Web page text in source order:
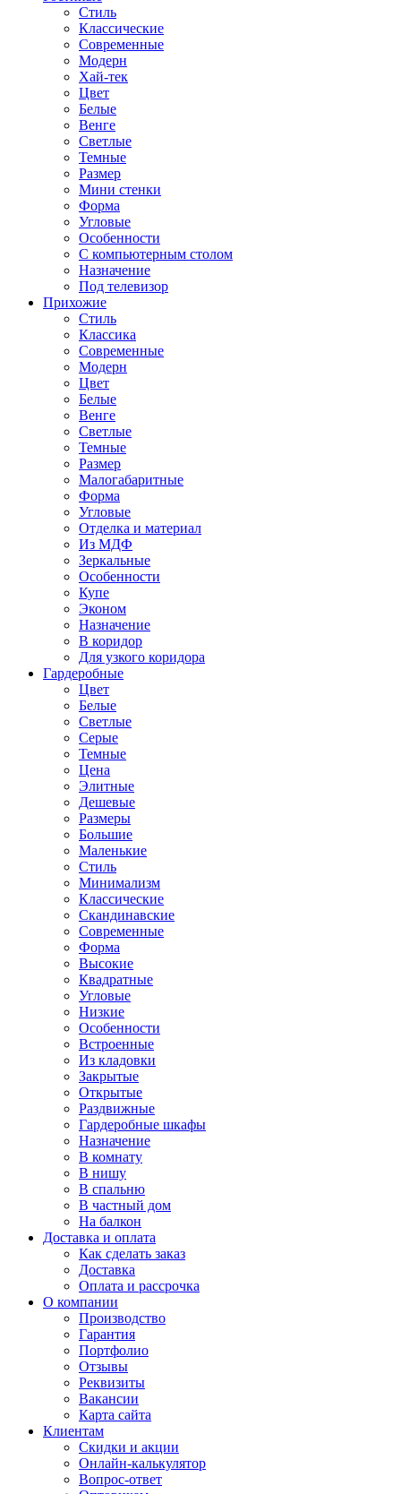
Стиль
Классические
Современные
Модерн
Хай-тек
Цвет
Белые
Венге
Светлые
Темные
Размер
Мини стенки
Форма
Угловые
Особенности
С компьютерным столом
Назначение
Под телевизор
Прихожие
Стиль
Классика
Современные
Модерн
Цвет
Белые
Венге
Светлые
Темные
Размер
Малогабаритные
Форма
Угловые
Отделка и материал
Из МДФ
Зеркальные
Особенности
Купе
Эконом
Назначение
В коридор
Для узкого коридора
Гардеробные
Цвет
Белые
Светлые
Серые
Темные
Цена
Элитные
Дешевые
Размеры
Большие
Маленькие
Стиль
Минимализм
Классические
Скандинавские
Современные
Форма
Высокие
Квадратные
Угловые
Низкие
Особенности
Встроенные
Из кладовки
Закрытые
Открытые
Раздвижные
Гардеробные шкафы
Назначение
В комнату
В нишу
В спальню
В частный дом
На балкон
Доставка и оплата
Как сделать заказ
Доставка
Оплата и рассрочка
О компании
Производство
Гарантия
Портфолио
Отзывы
Реквизиты
Вакансии
Карта сайта
Клиентам
Скидки и акции
Онлайн-калькулятор
Вопрос-ответ